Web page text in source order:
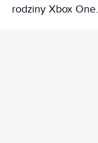
rodziny Xbox One.